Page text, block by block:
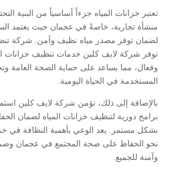
تعتبر خزانات المياه جزءاً أساسياً من البنية
منشأة تجارية، خاصةً في عجمان حيث يعتمد
لضمان توفر مصدر مياه نظيف وآمن. شركة
توفر شركة لايف كلين خدمات تنظيف خزانات
وفعال، مما يساعد على حماية الصحة العامة
المستخدمة في الحياة اليومية.
بالإضافة إلى ذلك، تؤمن شركة لايف كلين
برامج دورية لتنظيف خزانات المياه لضمان
بشكل مستمر. يعد الوعي بأهمية النظافة في
نحو الحفاظ على صحة المجتمع في عجمان
وآمنة للجميع.